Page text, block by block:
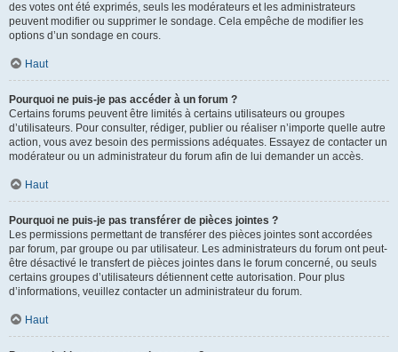
des votes ont été exprimés, seuls les modérateurs et les administrateurs
peuvent modifier ou supprimer le sondage. Cela empêche de modifier les
options d’un sondage en cours.
Haut
Pourquoi ne puis-je pas accéder à un forum ?
Certains forums peuvent être limités à certains utilisateurs ou groupes
d’utilisateurs. Pour consulter, rédiger, publier ou réaliser n’importe quelle autre
action, vous avez besoin des permissions adéquates. Essayez de contacter un
modérateur ou un administrateur du forum afin de lui demander un accès.
Haut
Pourquoi ne puis-je pas transférer de pièces jointes ?
Les permissions permettant de transférer des pièces jointes sont accordées
par forum, par groupe ou par utilisateur. Les administrateurs du forum ont peut-
être désactivé le transfert de pièces jointes dans le forum concerné, ou seuls
certains groupes d’utilisateurs détiennent cette autorisation. Pour plus
d’informations, veuillez contacter un administrateur du forum.
Haut